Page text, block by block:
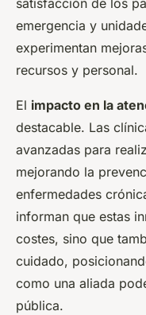
satisfacción de los
emergencia y
experimentan
recursos y personal.
El impacto en la
destacable. Las
avanzadas para
mejorando la
enfermedades
informan que estas
costes, sino que
cuidado,
como una aliada
pública.